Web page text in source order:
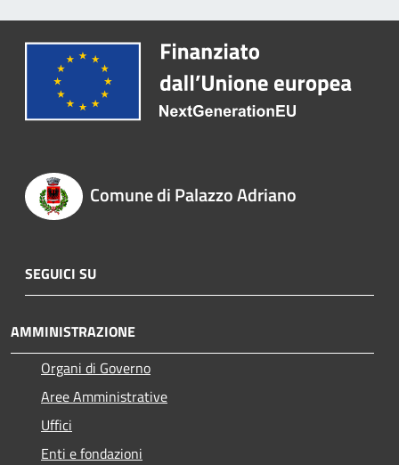
Comune di Palazzo Adriano
SEGUICI SU
AMMINISTRAZIONE
Organi di Governo
Aree Amministrative
Uffici
Enti e fondazioni